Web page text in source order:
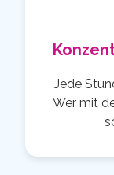
Jede
Wer mit